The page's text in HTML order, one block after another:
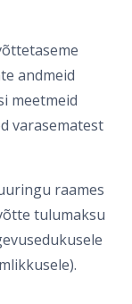
andmeid
meetmeid
varasematest
raames
tulumaksu